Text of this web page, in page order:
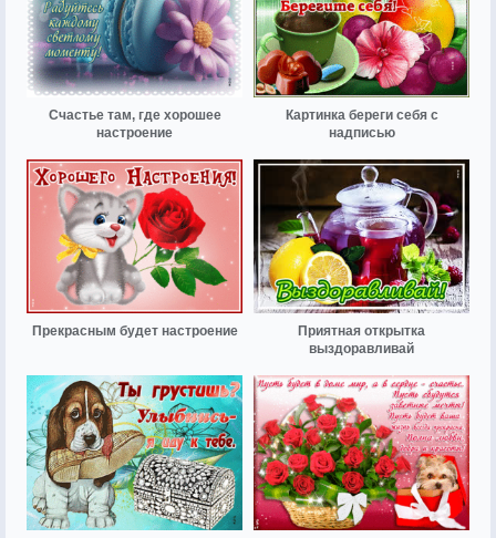
Счастье там, где хорошее
настроение
Картинка береги себя с
надписью
Прекрасным будет настроение
Приятная открытка
выздоравливай